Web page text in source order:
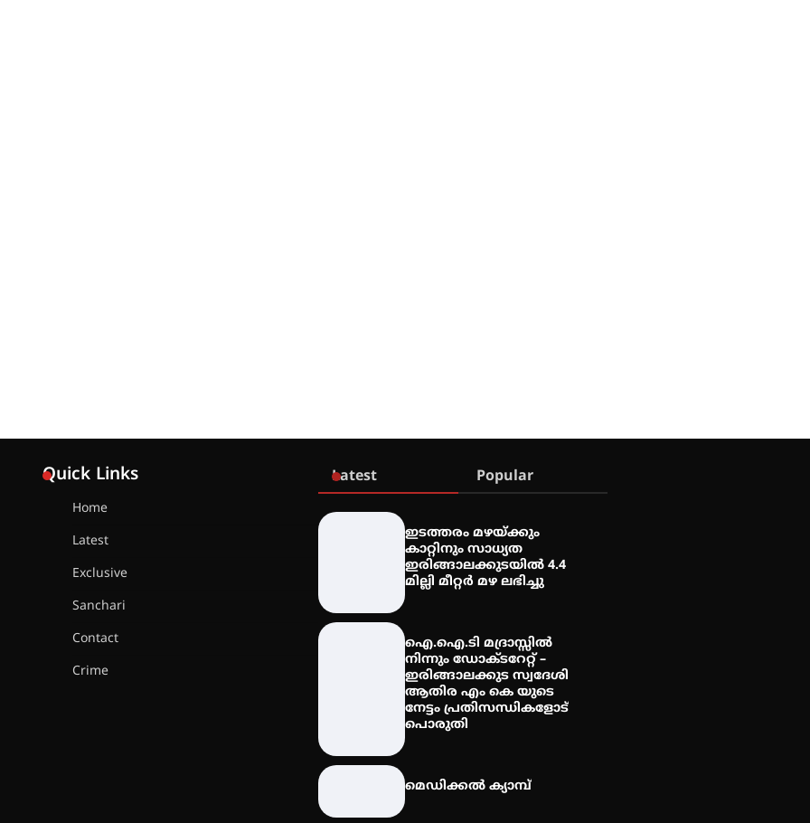
Quick Links
Home
Latest
Exclusive
Sanchari
Contact
Crime
Latest Popular
ഇടത്തരം മഴയ്ക്കും
കാറ്റിനും സാധ്യത
ഇരിങ്ങാലക്കുടയിൽ 4.4
മില്ലി മീറ്റർ മഴ ലഭിച്ചു
ഐ.ഐ.ടി മദ്രാസ്സിൽ
നിന്നും ഡോക്ടറേറ്റ് –
ഇരിങ്ങാലക്കുട സ്വദേശി
ആതിര എം കെ യുടെ
നേട്ടം പ്രതിസന്ധികളോട്
പൊരുതി
മെഡിക്കൽ ക്യാമ്പ്